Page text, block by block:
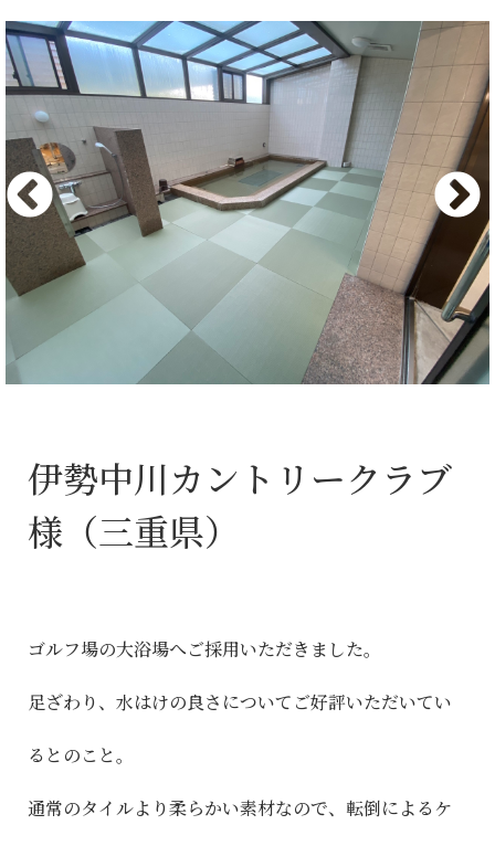
伊勢中川カントリークラブ
様（三重県）
ゴルフ場の大浴場へご採用いただきました。
足ざわり、水はけの良さについてご好評いただいてい
るとのこと。
通常のタイルより柔らかい素材なので、転倒によるケ